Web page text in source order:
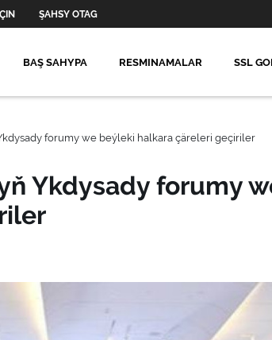
ŞAHSY OTAG
BAŞ SAHYPA RESMINAMALAR SSL
forumy we beýleki halkara çäreleri geçiriler
Ykdysady forumy